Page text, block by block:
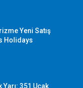
Yeni Satış
Holidays
Yarı: 351 Uçak